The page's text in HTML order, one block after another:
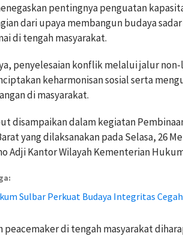
pentingnya penguatan
dari upaya membangun budaya
di tengah masyarakat.
penyelesaian konflik melalui jalur
keharmonisan sosial serta
di masyarakat.
disampaikan dalam kegiatan
yang dilaksanakan pada Selasa, 26
Adji Kantor Wilayah Kementerian
Sulbar Perkuat Budaya Integritas
peacemaker di tengah masyarakat